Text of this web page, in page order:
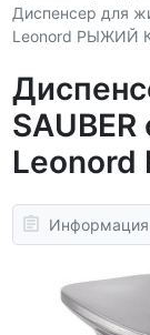
Диспенсер для
Leonord РЫЖИЙ
Информация